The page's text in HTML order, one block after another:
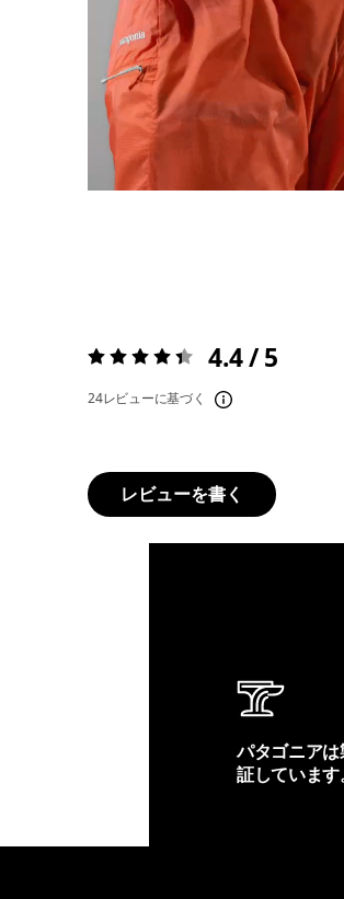
評価:4.4 / 5 4.4 / 5
24レビューに基づく
レビューを書く
パタゴニア
証しています